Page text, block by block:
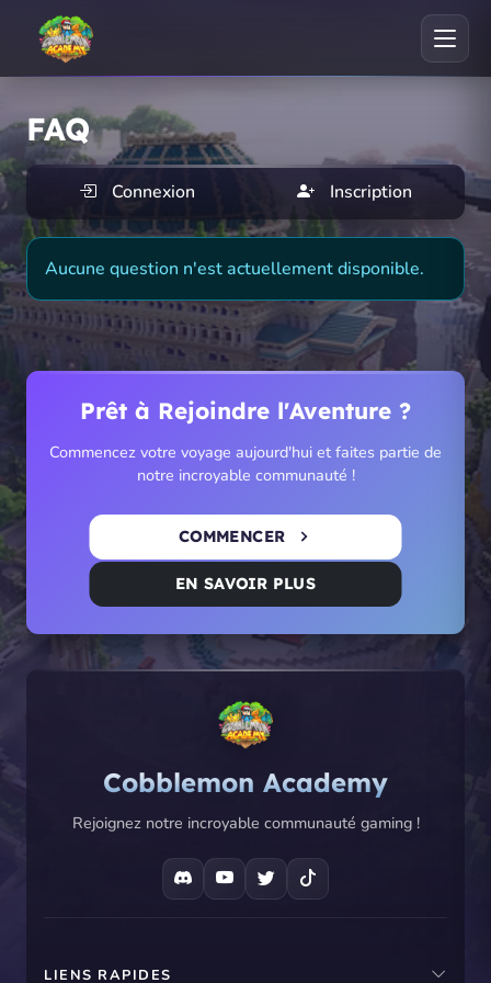
FAQ
Connexion Inscription
Aucune question n'est actuellement disponible.
Prêt à Rejoindre l'Aventure ?
Commencez votre voyage aujourd'hui et faites partie de
notre incroyable communauté !
COMMENCER
EN SAVOIR PLUS
Cobblemon Academy
Rejoignez notre incroyable communauté gaming !
LIENS RAPIDES